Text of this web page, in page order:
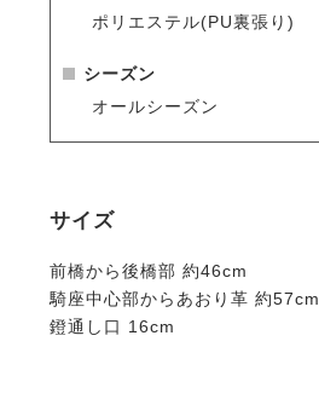
ポリエステル(PU裏張り)
シーズン
オールシーズン
サイズ
前橋から後橋部 約46cm
騎座中心部からあおり革 約57cm
鐙通し口 16cm